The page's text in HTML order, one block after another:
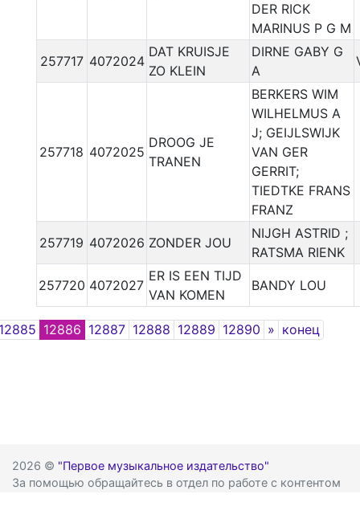
DER RICK
MARINUS P G M
257717 4072024
DAT KRUISJE
ZO KLEIN
DIRNE GABY G
A
257718 4072025
DROOG JE
TRANEN
BERKERS WIM
WILHELMUS A
J; GEIJLSWIJK
VAN GER
GERRIT;
TIEDTKE FRANS
FRANZ
257719 4072026 ZONDER JOU
NIJGH ASTRID ;
RATSMA RIENK
257720 4072027
ER IS EEN TIJD
VAN KOMEN
BANDY LOU
12886 12887 12888 12889 12890 » Next
конец
2026 © "Первое музыкальное издательство"
За помощью обращайтесь в отдел по работе с контентом